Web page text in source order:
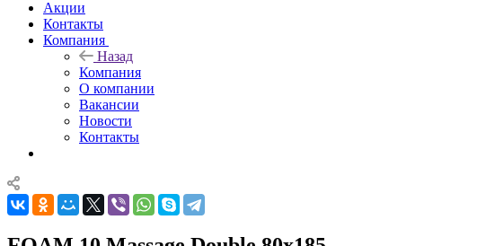
Акции
Контакты
Компания
Назад
Компания
О компании
Вакансии
Новости
Контакты